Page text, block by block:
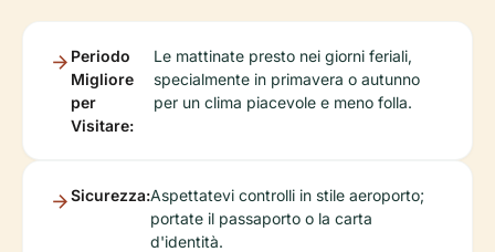
Periodo
Migliore
per
Visitare:
Le mattinate presto nei giorni feriali,
specialmente in primavera o autunno
per un clima piacevole e meno folla.
Sicurezza:Aspettatevi controlli in stile aeroporto;
portate il passaporto o la carta
d'identità.